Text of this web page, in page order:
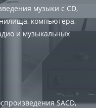
музыки с CD,
компьютера,
и музыкальных
SACD,